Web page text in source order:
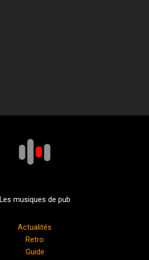
Les musiques de pub
Actualités
Retro
Guide